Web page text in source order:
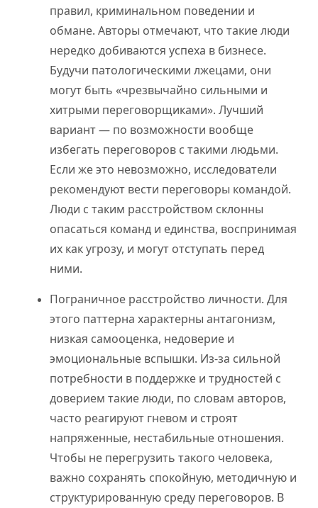
правил, криминальном поведении и
обмане. Авторы отмечают, что такие люди
нередко добиваются успеха в бизнесе.
Будучи патологическими лжецами, они
могут быть «чрезвычайно сильными и
хитрыми переговорщиками». Лучший
вариант — по возможности вообще
избегать переговоров с такими людьми.
Если же это невозможно, исследователи
рекомендуют вести переговоры командой.
Люди с таким расстройством склонны
опасаться команд и единства, воспринимая
их как угрозу, и могут отступать перед
ними.
Пограничное расстройство личности. Для
этого паттерна характерны антагонизм,
низкая самооценка, недоверие и
эмоциональные вспышки. Из-за сильной
потребности в поддержке и трудностей с
доверием такие люди, по словам авторов,
часто реагируют гневом и строят
напряженные, нестабильные отношения.
Чтобы не перегрузить такого человека,
важно сохранять спокойную, методичную и
структурированную среду переговоров. В